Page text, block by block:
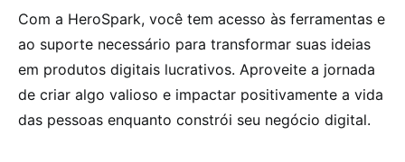
Com a HeroSpark, você tem acesso às ferramentas e
ao suporte necessário para transformar suas ideias
em produtos digitais lucrativos. Aproveite a jornada
de criar algo valioso e impactar positivamente a vida
das pessoas enquanto constrói seu negócio digital.